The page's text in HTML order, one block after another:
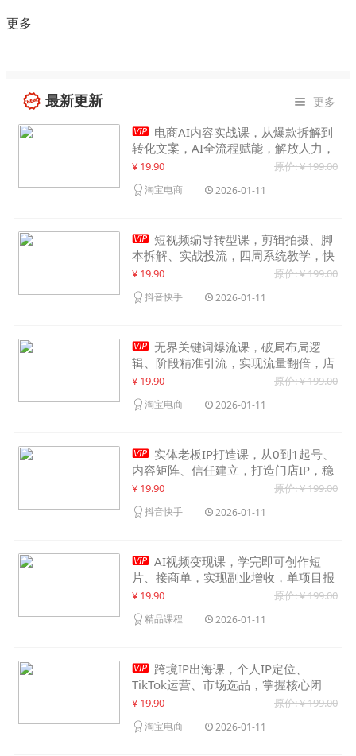
更多
最新更新  更多
 电商AI内容实战课，从爆款拆解到
转化文案，AI全流程赋能，解放人力，
单月节省内容成本数万元
¥ 19.90 原价: ¥ 199.00
淘宝电商 2026-01-11
 短视频编导转型课，剪辑拍摄、脚
本拆解、实战投流，四周系统教学，快
速入行月入2w+
¥ 19.90 原价: ¥ 199.00
抖音快手 2026-01-11
 无界关键词爆流课，破局布局逻
辑、阶段精准引流，实现流量翻倍，店
铺业绩增长50%+
¥ 19.90 原价: ¥ 199.00
淘宝电商 2026-01-11
 实体老板IP打造课，从0到1起号、
内容矩阵、信任建立，打造门店IP，稳
定获客增收
¥ 19.90 原价: ¥ 199.00
抖音快手 2026-01-11
 AI视频变现课，学完即可创作短
片、接商单，实现副业增收，单项目报
价可达千元
¥ 19.90 原价: ¥ 199.00
精品课程 2026-01-11
 跨境IP出海课，个人IP定位、
TikTok运营、市场选品，掌握核心闭
环，实现月入1万美金+
¥ 19.90 原价: ¥ 199.00
淘宝电商 2026-01-11